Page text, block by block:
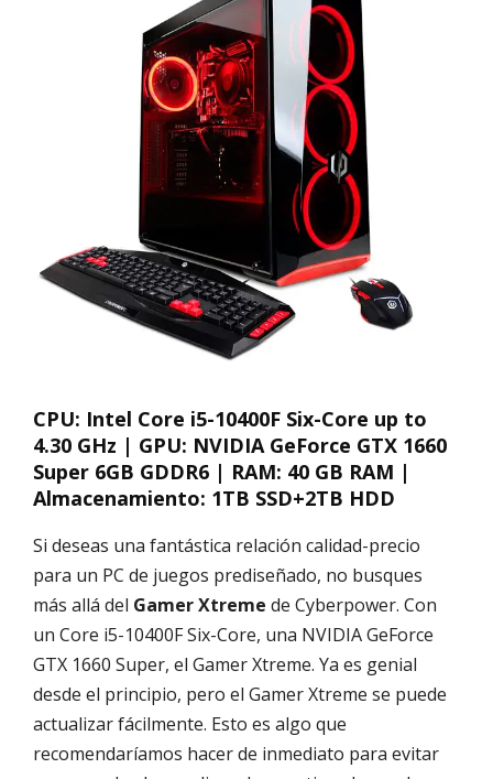
CPU: Intel Core i5-10400F Six-Core up to
4.30 GHz | GPU: NVIDIA GeForce GTX 1660
Super 6GB GDDR6 | RAM: 40 GB RAM |
Almacenamiento: 1TB SSD+2TB HDD
Si deseas una fantástica relación calidad-precio
para un PC de juegos prediseñado, no busques
más allá del Gamer Xtreme de Cyberpower. Con
un Core i5-10400F Six-Core, una NVIDIA GeForce
GTX 1660 Super, el Gamer Xtreme. Ya es genial
desde el principio, pero el Gamer Xtreme se puede
actualizar fácilmente. Esto es algo que
recomendaríamos hacer de inmediato para evitar